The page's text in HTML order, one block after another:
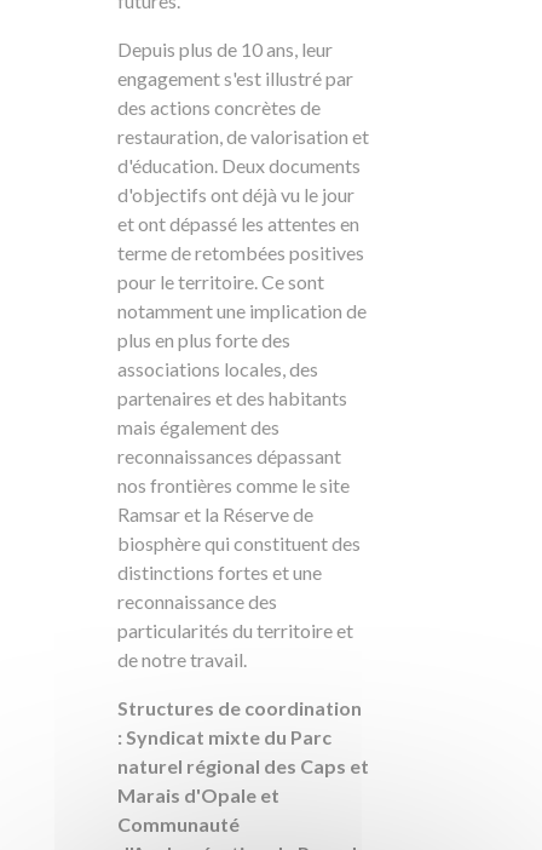
Depuis plus de 10 ans, leur
engagement s'est illustré par
des actions concrètes de
restauration, de valorisation et
d'éducation. Deux documents
d'objectifs ont déjà vu le jour
et ont dépassé les attentes en
terme de retombées positives
pour le territoire. Ce sont
notamment une implication de
plus en plus forte des
associations locales, des
partenaires et des habitants
mais également des
reconnaissances dépassant
nos frontières comme le site
Ramsar et la Réserve de
biosphère qui constituent des
distinctions fortes et une
reconnaissance des
particularités du territoire et
de notre travail.
Structures de coordination
: Syndicat mixte du Parc
naturel régional des Caps et
Marais d'Opale et
Communauté